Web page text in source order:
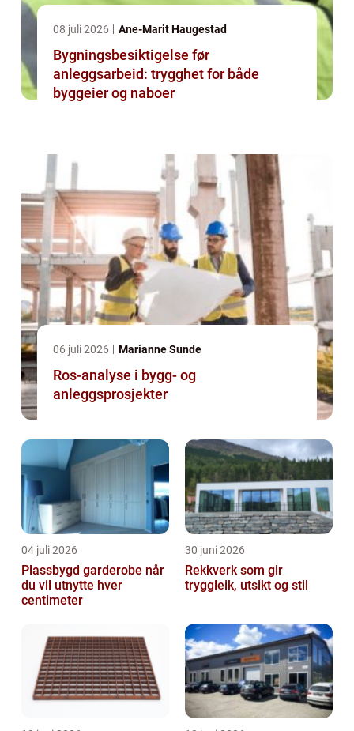
08 juli 2026 Ane-Marit Haugestad
Bygningsbesiktigelse før
anleggsarbeid: trygghet for både
byggeier og naboer
06 juli 2026 Marianne Sunde
Ros-analyse i bygg- og
anleggsprosjekter
04 juli 2026
Plassbygd garderobe når
du vil utnytte hver
centimeter
30 juni 2026
Rekkverk som gir
tryggleik, utsikt og stil